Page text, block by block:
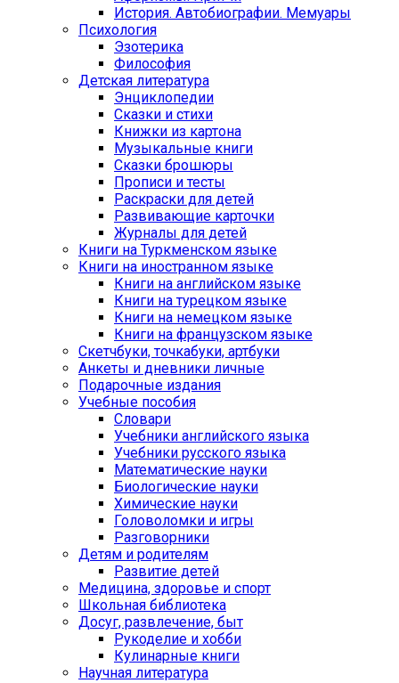
История. Автобиографии. Мемуары
Психология
Эзотерика
Философия
Детская литература
Энциклопедии
Сказки и стихи
Книжки из картона
Музыкальные книги
Сказки брошюры
Прописи и тесты
Раскраски для детей
Развивающие карточки
Журналы для детей
Книги на Туркменском языке
Книги на иностранном языке
Книги на английском языке
Книги на турецком языке
Книги на немецком языке
Книги на французском языке
Cкетчбуки, точкабуки, артбуки
Анкеты и дневники личные
Подарочные издания
Учебные пособия
Словари
Учебники английского языка
Учебники русского языка
Математические науки
Биологические науки
Химические науки
Головоломки и игры
Разговорники
Детям и родителям
Развитие детей
Медицина, здоровье и спорт
Школьная библиотека
Досуг, развлечение, быт
Рукоделие и хобби
Кулинарные книги
Научная литература